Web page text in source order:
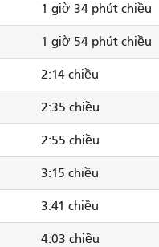
1 giờ 34 phút chiều
1 giờ 54 phút chiều
2:14 chiều
2:35 chiều
2:55 chiều
3:15 chiều
3:41 chiều
4:03 chiều